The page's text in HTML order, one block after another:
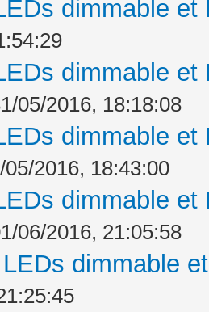
dimmable
dimmable
05/2016, 18:18:08
dimmable
05/2016, 18:43:00
dimmable
06/2016, 21:05:58
dimmable